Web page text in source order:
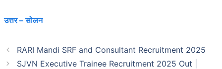
उत्तर – सोलन
RARI Mandi SRF and Consultant Recruitment 2025
SJVN Executive Trainee Recruitment 2025 Out |